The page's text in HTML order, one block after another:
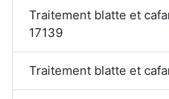
Traitement blatte et
17139
Traitement blatte et